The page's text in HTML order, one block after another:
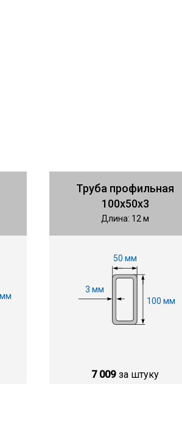
Труба профильная
100х50х3
Длина: 12 м
3 мм
100 мм
50 мм
7 009 за штуку